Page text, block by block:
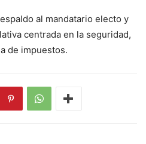
al mandatario electo y
centrada en la seguridad,
de impuestos.